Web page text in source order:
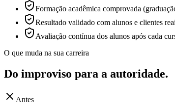
Formação acadêmica comprovada
Resultado validado com alunos e clientes
Avaliação contínua dos alunos após cada
O que muda na sua carreira
Do improviso para a autoridade.
Antes